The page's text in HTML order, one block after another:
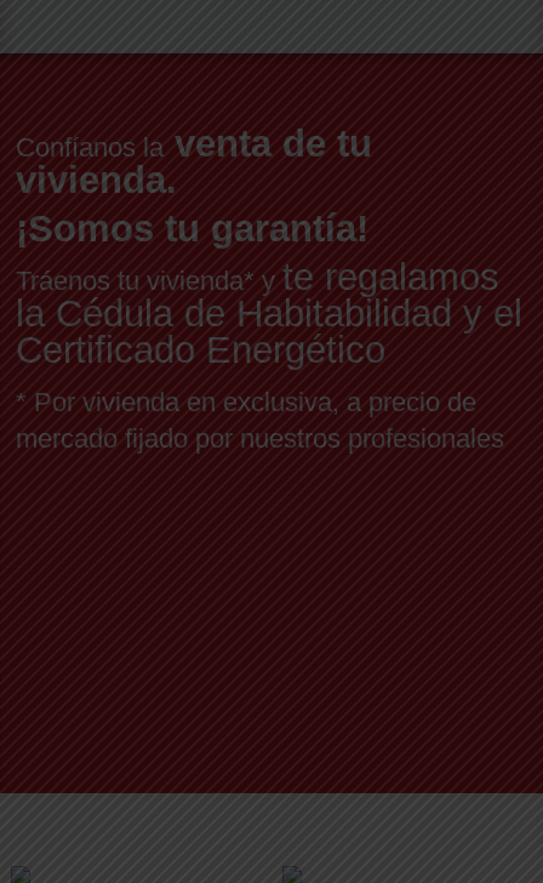
Confíanos la venta de tu
vivienda.
¡Somos tu garantía!
Tráenos tu vivienda* yte regalamos
la Cédula de Habitabilidad y el
Certificado Energético
* Por vivienda en exclusiva, a precio de
mercado fijado por nuestros profesionales